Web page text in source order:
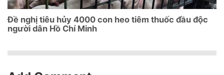
Đề nghị tiêu hủy 4000 con heo tiêm thuốc đầu độc
người dân Hồ Chí Minh